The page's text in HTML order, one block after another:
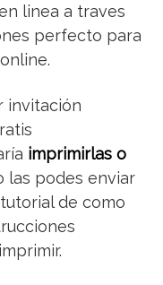
linea a traves
perfecto para
invitación
imprimirlas o
las podes enviar
de como